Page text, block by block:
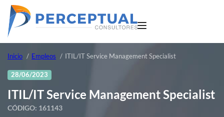
Inicio Empleos ITIL/IT Service Management Specialist
28/06/2023
ITIL/IT Service Management Specialist
CÓDIGO: 161143